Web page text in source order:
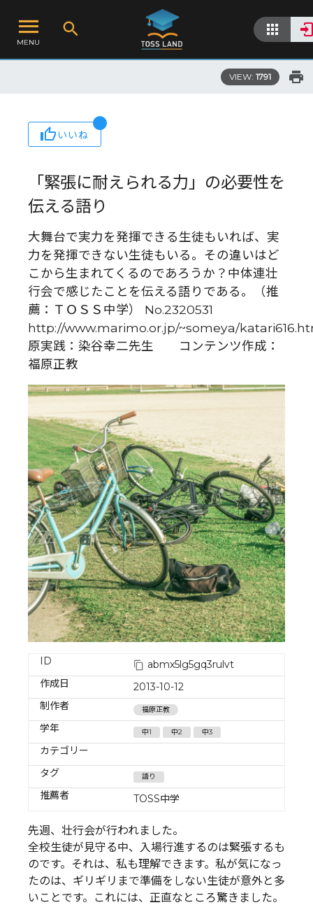
MENU
VIEW: 1791
いいね
「緊張に耐えられる力」の必要性を
伝える語り
大舞台で実力を発揮できる生徒もいれば、実
力を発揮できない生徒もいる。その違いはど
こから生まれてくるのであろうか？中体連壮
行会で感じたことを伝える語りである。（推
薦：ＴＯＳＳ中学） No.2320531
http://www.marimo.or.jp/~someya/
原実践：染谷幸二先生 コンテンツ作成：
福原正教
ID
abmx5lg5gq3rulvt
作成日
2013-10-12
制作者
福原正教
学年 中1 中2 中3
カテゴリー
タグ
語り
推薦者 TOSS中学
先週、壮行会が行われました。
全校生徒が見守る中、入場行進するのは緊張するも
のです。それは、私も理解できます。私が気になっ
たのは、ギリギリまで準備をしない生徒が意外と多
いことです。これには、正直なところ驚きました。